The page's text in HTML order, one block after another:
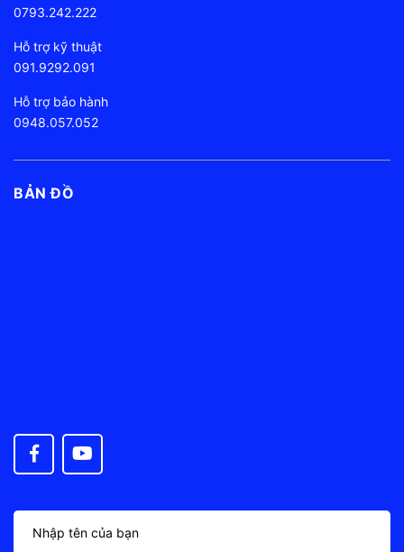
0793.242.222
Hỗ trợ kỹ thuật
091.9292.091
Hỗ trợ bảo hành
0948.057.052
BẢN ĐỒ